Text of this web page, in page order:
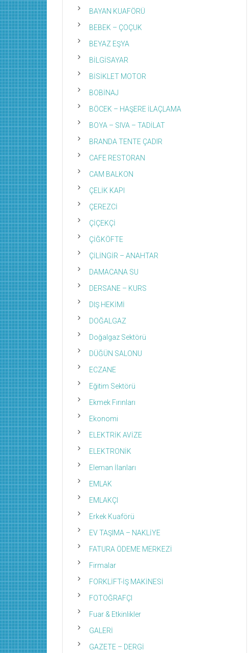
BAYAN KUAFÖRÜ
BEBEK – ÇOÇUK
BEYAZ EŞYA
BİLGİSAYAR
BİSİKLET MOTOR
BOBİNAJ
BÖCEK – HAŞERE İLAÇLAMA
BOYA – SIVA – TADİLAT
BRANDA TENTE ÇADIR
CAFE RESTORAN
CAM BALKON
ÇELİK KAPI
ÇEREZCİ
ÇİÇEKÇİ
ÇİĞKÖFTE
ÇİLİNGİR – ANAHTAR
DAMACANA SU
DERSANE – KURS
DIŞ HEKİMİ
DOĞALGAZ
Doğalgaz Sektörü
DÜĞÜN SALONU
ECZANE
Eğitim Sektörü
Ekmek Fırınları
Ekonomi
ELEKTRİK AVİZE
ELEKTRONİK
Eleman İlanları
EMLAK
EMLAKÇI
Erkek Kuaförü
EV TAŞIMA – NAKLİYE
FATURA ÖDEME MERKEZİ
Firmalar
FORKLİFT-İŞ MAKİNESİ
FOTOĞRAFÇI
Fuar & Etkinlikler
GALERİ
GAZETE – DERGİ